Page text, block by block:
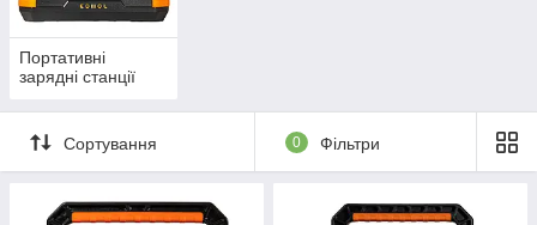
Портативні
зарядні станції
Сортування 0 Фільтри